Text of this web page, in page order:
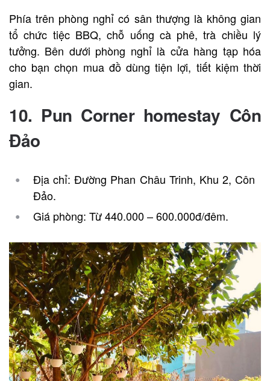
Phía trên phòng nghỉ có sân thượng là không gian
tổ chức tiệc BBQ, chỗ uống cà phê, trà chiều lý
tưởng. Bên dưới phòng nghỉ là cửa hàng tạp hóa
cho bạn chọn mua đồ dùng tiện lợi, tiết kiệm thời
gian.
10. Pun Corner homestay Côn
Đảo
Địa chỉ: Đường Phan Châu Trinh, Khu 2, Côn
Đảo.
Giá phòng: Từ 440.000 – 600.000đ/đêm.